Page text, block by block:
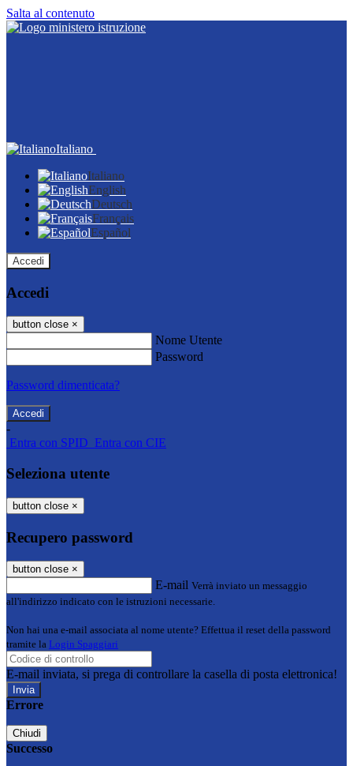
Salta al contenuto
Italiano
Italiano
English
Deutsch
Français
Español
Accedi
Accedi
button close ×
Nome Utente
Password
Password dimenticata?
-
Entra con SPID Entra con CIE
Seleziona utente
button close ×
Recupero password
button close ×
E-mail Verrà inviato un messaggio
all'indirizzo indicato con le istruzioni necessarie.
Non hai una e-mail associata al nome utente? Effettua il reset della password
tramite la Login Spaggiari
E-mail inviata, si prega di controllare la casella di posta elettronica!
Errore
Chiudi
Successo